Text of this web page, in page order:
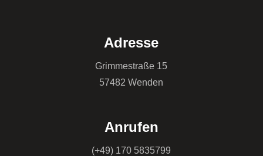
Adresse
Grimmestraße 15
57482 Wenden
Anrufen
(+49) 170 5835799